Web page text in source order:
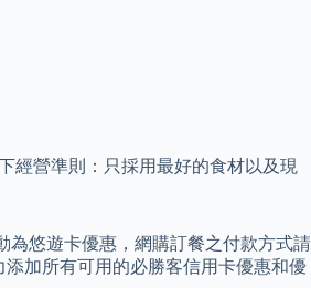
經營準則：只採用最好的食材以及現
悠遊卡優惠，網購訂餐之付款方式請
添加所有可用的必勝客信用卡優惠和優